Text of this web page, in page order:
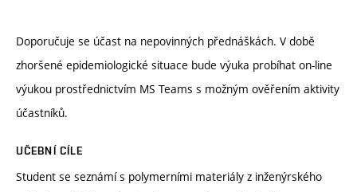
Doporučuje se účast na nepovinných přednáškách. V době
zhoršené epidemiologické situace bude výuka probíhat on-line
výukou prostřednictvím MS Teams s možným ověřením aktivity
účastníků.
UČEBNÍ CÍLE
Student se seznámí s polymerními materiály z inženýrského